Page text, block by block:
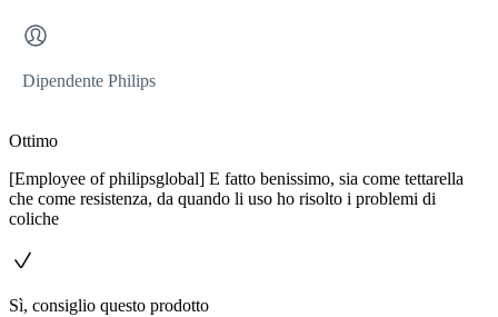
Dipendente Philips
Ottimo
[Employee of philipsglobal] E fatto benissimo, sia come tettarella
che come resistenza, da quando li uso ho risolto i problemi di
coliche
Sì, consiglio questo prodotto